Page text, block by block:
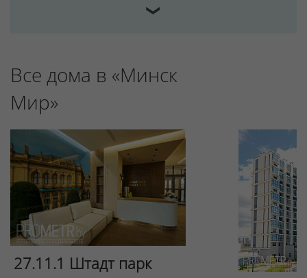
❯
Все дома в «Минск
Мир»
27.11.1 Штадт парк
Принять